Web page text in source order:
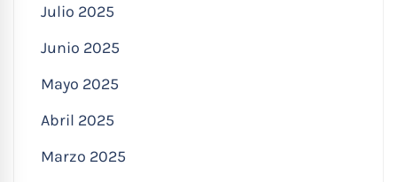
Julio 2025
Junio 2025
Mayo 2025
Abril 2025
Marzo 2025